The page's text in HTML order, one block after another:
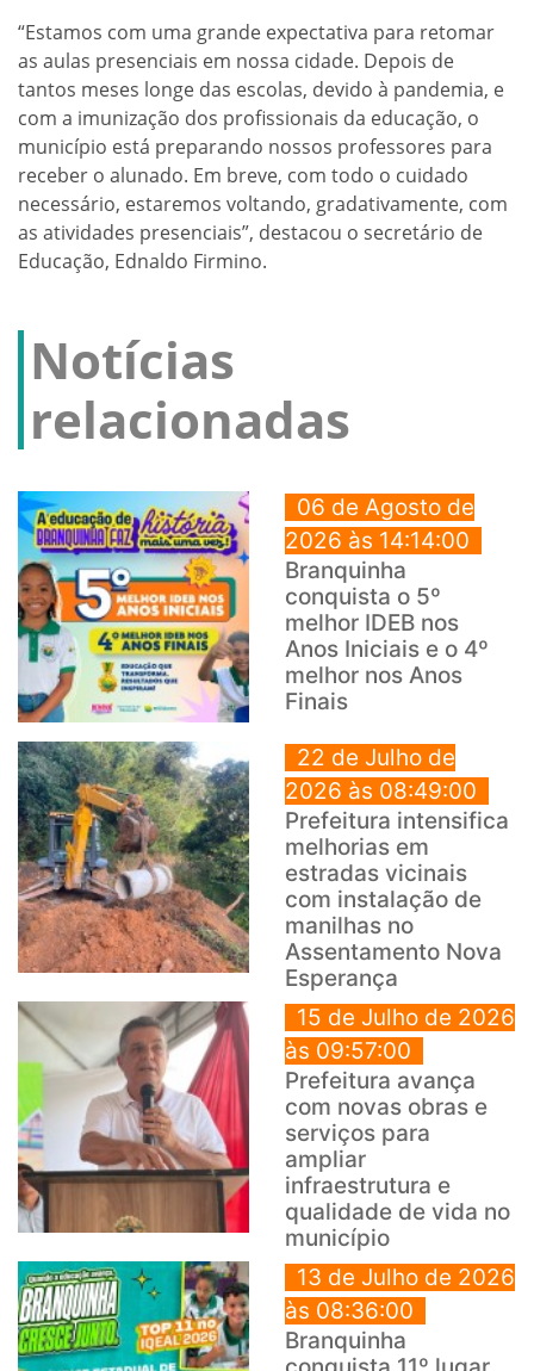
“Estamos com uma grande expectativa para retomar
as aulas presenciais em nossa cidade. Depois de
tantos meses longe das escolas, devido à pandemia, e
com a imunização dos profissionais da educação, o
município está preparando nossos professores para
receber o alunado. Em breve, com todo o cuidado
necessário, estaremos voltando, gradativamente, com
as atividades presenciais”, destacou o secretário de
Educação, Ednaldo Firmino.
Notícias
relacionadas
06 de Agosto de
2026 às 14:14:00
Branquinha
conquista o 5º
melhor IDEB nos
Anos Iniciais e o 4º
melhor nos Anos
Finais
22 de Julho de
2026 às 08:49:00
Prefeitura intensifica
melhorias em
estradas vicinais
com instalação de
manilhas no
Assentamento Nova
Esperança
15 de Julho de 2026
às 09:57:00
Prefeitura avança
com novas obras e
serviços para
ampliar
infraestrutura e
qualidade de vida no
município
13 de Julho de 2026
às 08:36:00
Branquinha